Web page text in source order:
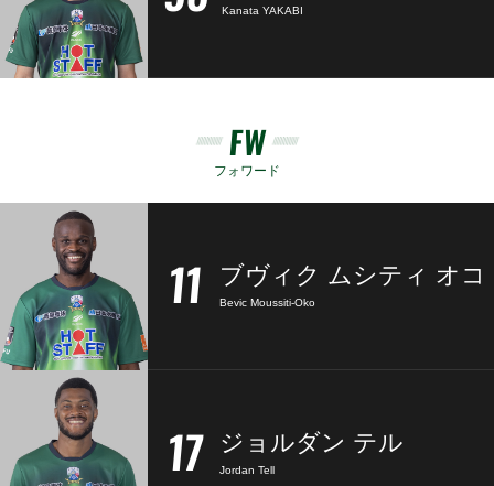
Kanata YAKABI
FW
フォワード
11 ブヴィク ムシティ オコ
Bevic Moussiti-Oko
17 ジョルダン テル
Jordan Tell